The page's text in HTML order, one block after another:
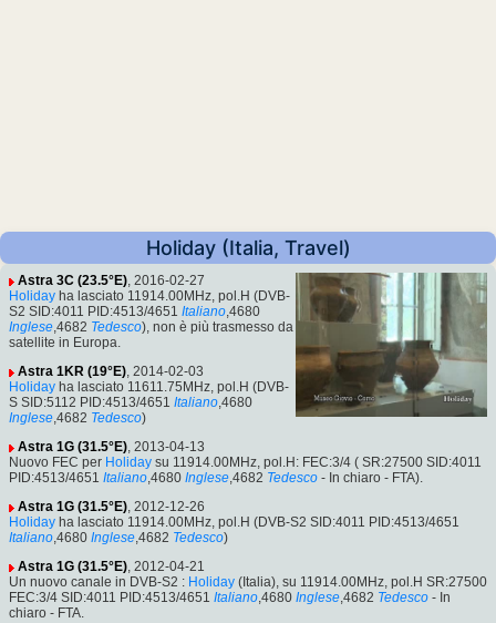
Holiday (Italia, Travel)
Astra 3C (23.5°E), 2016-02-27
Holiday ha lasciato 11914.00MHz, pol.H (DVB-
S2 SID:4011 PID:4513/4651 Italiano,4680
Inglese,4682 Tedesco), non è più trasmesso da
satellite in Europa.
Astra 1KR (19°E), 2014-02-03
Holiday ha lasciato 11611.75MHz, pol.H (DVB-
S SID:5112 PID:4513/4651 Italiano,4680
Inglese,4682 Tedesco)
Astra 1G (31.5°E), 2013-04-13
Nuovo FEC per Holiday su 11914.00MHz, pol.H: FEC:3/4 ( SR:27500 SID:4011
PID:4513/4651 Italiano,4680 Inglese,4682 Tedesco - In chiaro - FTA).
Astra 1G (31.5°E), 2012-12-26
Holiday ha lasciato 11914.00MHz, pol.H (DVB-S2 SID:4011 PID:4513/4651
Italiano,4680 Inglese,4682 Tedesco)
Astra 1G (31.5°E), 2012-04-21
Un nuovo canale in DVB-S2 : Holiday (Italia), su 11914.00MHz, pol.H SR:27500
FEC:3/4 SID:4011 PID:4513/4651 Italiano,4680 Inglese,4682 Tedesco - In
chiaro - FTA.